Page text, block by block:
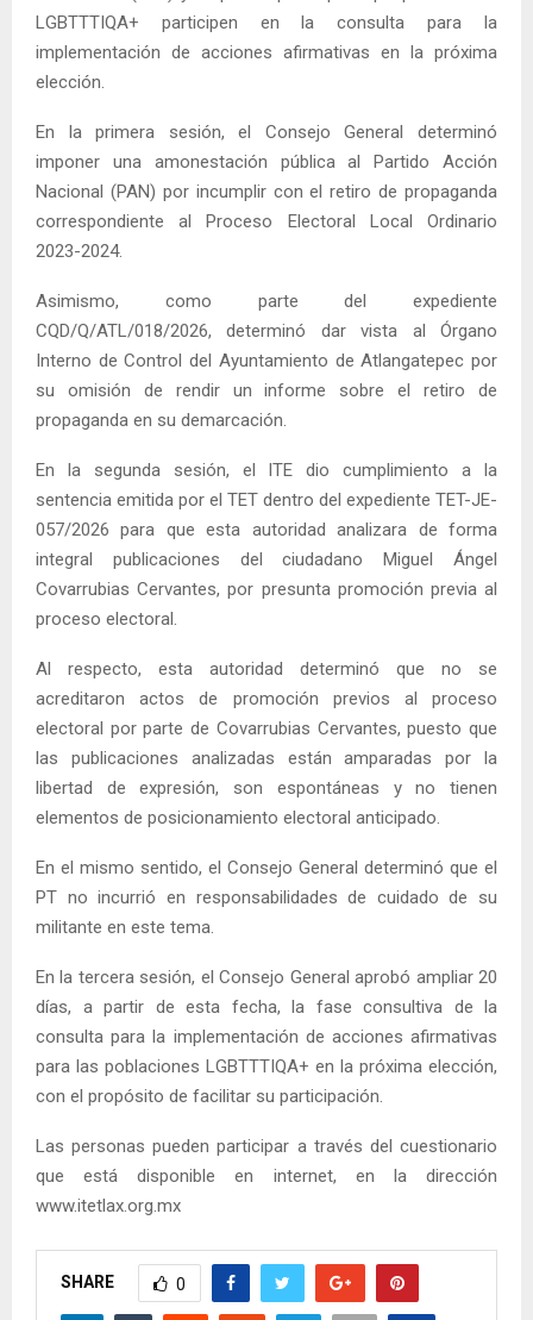
LGBTTTIQA+ participen en la consulta para la
implementación de acciones afirmativas en la próxima
elección.
En la primera sesión, el Consejo General determinó
imponer una amonestación pública al Partido Acción
Nacional (PAN) por incumplir con el retiro de propaganda
correspondiente al Proceso Electoral Local Ordinario
2023-2024.
Asimismo, como parte del expediente
CQD/Q/ATL/018/2026, determinó dar vista al Órgano
Interno de Control del Ayuntamiento de Atlangatepec por
su omisión de rendir un informe sobre el retiro de
propaganda en su demarcación.
En la segunda sesión, el ITE dio cumplimiento a la
sentencia emitida por el TET dentro del expediente TET-JE-
057/2026 para que esta autoridad analizara de forma
integral publicaciones del ciudadano Miguel Ángel
Covarrubias Cervantes, por presunta promoción previa al
proceso electoral.
Al respecto, esta autoridad determinó que no se
acreditaron actos de promoción previos al proceso
electoral por parte de Covarrubias Cervantes, puesto que
las publicaciones analizadas están amparadas por la
libertad de expresión, son espontáneas y no tienen
elementos de posicionamiento electoral anticipado.
En el mismo sentido, el Consejo General determinó que el
PT no incurrió en responsabilidades de cuidado de su
militante en este tema.
En la tercera sesión, el Consejo General aprobó ampliar 20
días, a partir de esta fecha, la fase consultiva de la
consulta para la implementación de acciones afirmativas
para las poblaciones LGBTTTIQA+ en la próxima elección,
con el propósito de facilitar su participación.
Las personas pueden participar a través del cuestionario
que está disponible en internet, en la dirección
www.itetlax.org.mx
SHARE 0